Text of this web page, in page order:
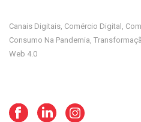
Canais Digitais, Comércio Digital ,
Consumo Na Pandemia,
Web 4.0